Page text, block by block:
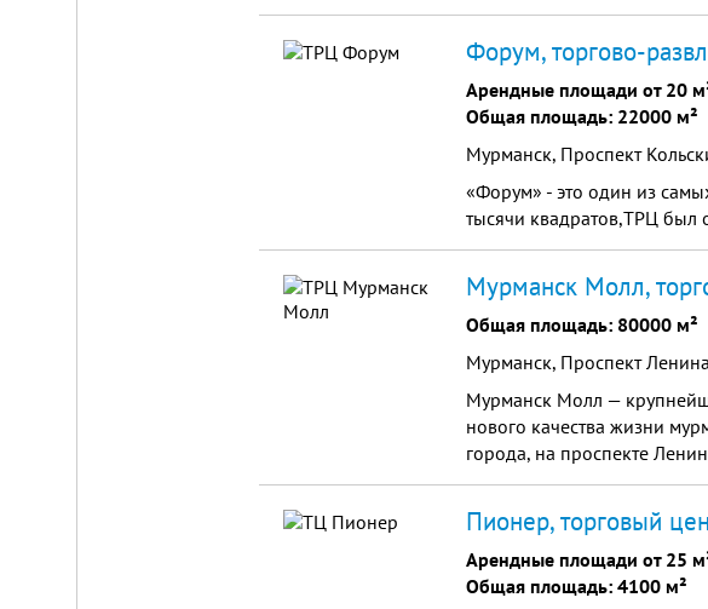
площадью около 20 тыс. кв.
Форум, торгово-
Арендные площади от 20
Общая площадь: 22000 м²
Мурманск, Проспект
«Форум» - это один из
тысячи квадратов,ТРЦ был
Мурманск Молл,
Общая площадь: 80000 м²
Мурманск, Проспект
Мурманск Молл —
нового качества жизни
города, на проспекте
Пионер, торговый
Арендные площади от 25
Общая площадь: 4100 м²